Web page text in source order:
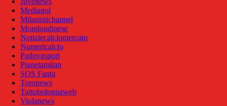
Mediagol
Milanistichannel
Mondoudinese
Notiziecalciomercato
Numericalcio
Padovasport
Pianetamilan
SOS Fanta
Toronews
Tuttobolognaweb
Violanews